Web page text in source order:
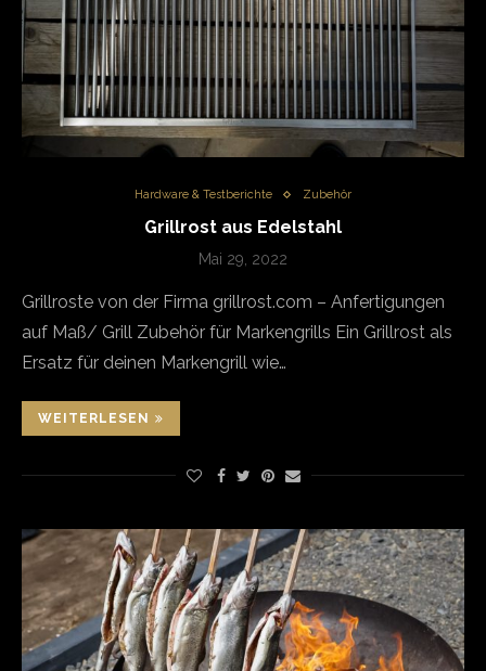
Hardware & Testberichte Zubehör
Grillrost aus Edelstahl
Mai 29, 2022
Grillroste von der Firma grillrost.com – Anfertigungen
auf Maß/ Grill Zubehör für Markengrills Ein Grillrost als
Ersatz für deinen Markengrill wie…
WEITERLESEN